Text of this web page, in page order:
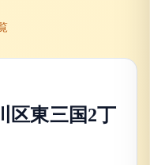
区東三国2丁